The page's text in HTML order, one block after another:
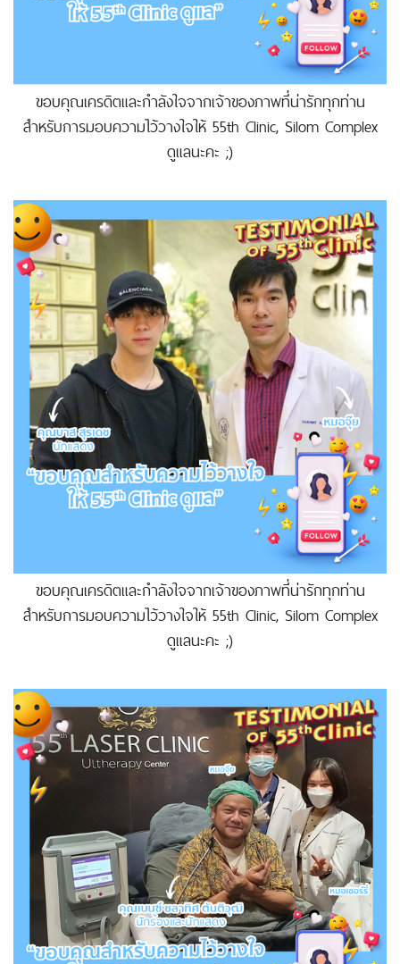
ขอบคุณเครดิตและกำลังใจจากเจ้าของภาพที่น่ารักทุกท่าน
สำหรับการมอบความไว้วางใจให้ 55th Clinic, Silom Complex
ดูแลนะคะ ;)
ขอบคุณเครดิตและกำลังใจจากเจ้าของภาพที่น่ารักทุกท่าน
สำหรับการมอบความไว้วางใจให้ 55th Clinic, Silom Complex
ดูแลนะคะ ;)